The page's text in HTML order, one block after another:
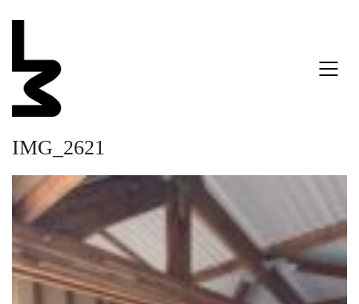
IMG_2621